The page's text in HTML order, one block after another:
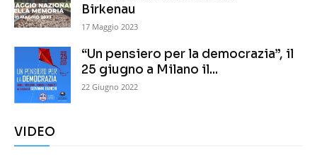
Birkenau
17 Maggio 2023
“Un pensiero per la democrazia”, il
25 giugno a Milano il...
22 Giugno 2022
VIDEO